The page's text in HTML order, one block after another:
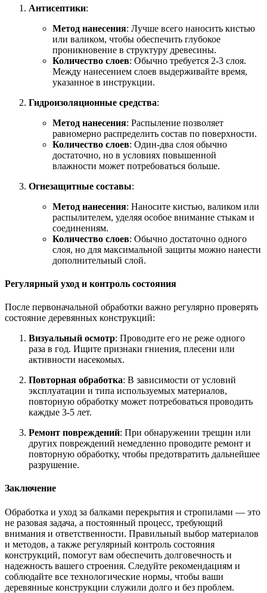
Антисептики:
Метод нанесения: Лучше всего наносить кистью
или валиком, чтобы обеспечить глубокое
проникновение в структуру древесины.
Количество слоев: Обычно требуется 2-3 слоя.
Между нанесением слоев выдерживайте время,
указанное в инструкции.
Гидроизоляционные средства:
Метод нанесения: Распыление позволяет
равномерно распределить состав по поверхности.
Количество слоев: Один-два слоя обычно
достаточно, но в условиях повышенной
влажности может потребоваться больше.
Огнезащитные составы:
Метод нанесения: Наносите кистью, валиком или
распылителем, уделяя особое внимание стыкам и
соединениям.
Количество слоев: Обычно достаточно одного
слоя, но для максимальной защиты можно нанести
дополнительный слой.
Регулярный уход и контроль состояния
После первоначальной обработки важно регулярно проверять
состояние деревянных конструкций:
Визуальный осмотр: Проводите его не реже одного
раза в год. Ищите признаки гниения, плесени или
активности насекомых.
Повторная обработка: В зависимости от условий
эксплуатации и типа используемых материалов,
повторную обработку может потребоваться проводить
каждые 3-5 лет.
Ремонт повреждений: При обнаружении трещин или
других повреждений немедленно проводите ремонт и
повторную обработку, чтобы предотвратить дальнейшее
разрушение.
Заключение
Обработка и уход за балками перекрытия и стропилами — это
не разовая задача, а постоянный процесс, требующий
внимания и ответственности. Правильный выбор материалов
и методов, а также регулярный контроль состояния
конструкций, помогут вам обеспечить долговечность и
надежность вашего строения. Следуйте рекомендациям и
соблюдайте все технологические нормы, чтобы ваши
деревянные конструкции служили долго и без проблем.